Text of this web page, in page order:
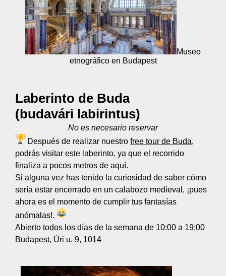
Museo
etnográfico en Budapest
Laberinto de Buda
(budavári labirintus)
No es necesario reservar
Después de realizar nuestro free tour de Buda,
podrás visitar este laberinto, ya que el recorrido
finaliza a pocos metros de aquí.
Si alguna vez has tenido la curiosidad de saber cómo
sería estar encerrado en un calabozo medieval, ¡pues
ahora es el momento de cumplir tus fantasías
anómalas!.
Abierto todos los días de la semana de 10:00 a 19:00
Budapest, Úri u. 9, 1014